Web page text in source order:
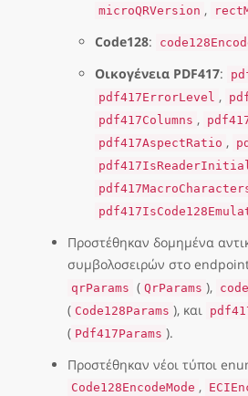
microQRVersion ,
Code128:
Οικογένεια PDF417:
pdf417ErrorLevel ,
pdf417Columns ,
pdf417AspectRatio ,
Προστέθηκαν δομημένα
συμβολοσειρών στο
qrParams ( QrParams ),
( Code128Params ), και
( Pdf417Params ).
Προστέθηκαν νέοι τύποι
Code128EncodeMode ,